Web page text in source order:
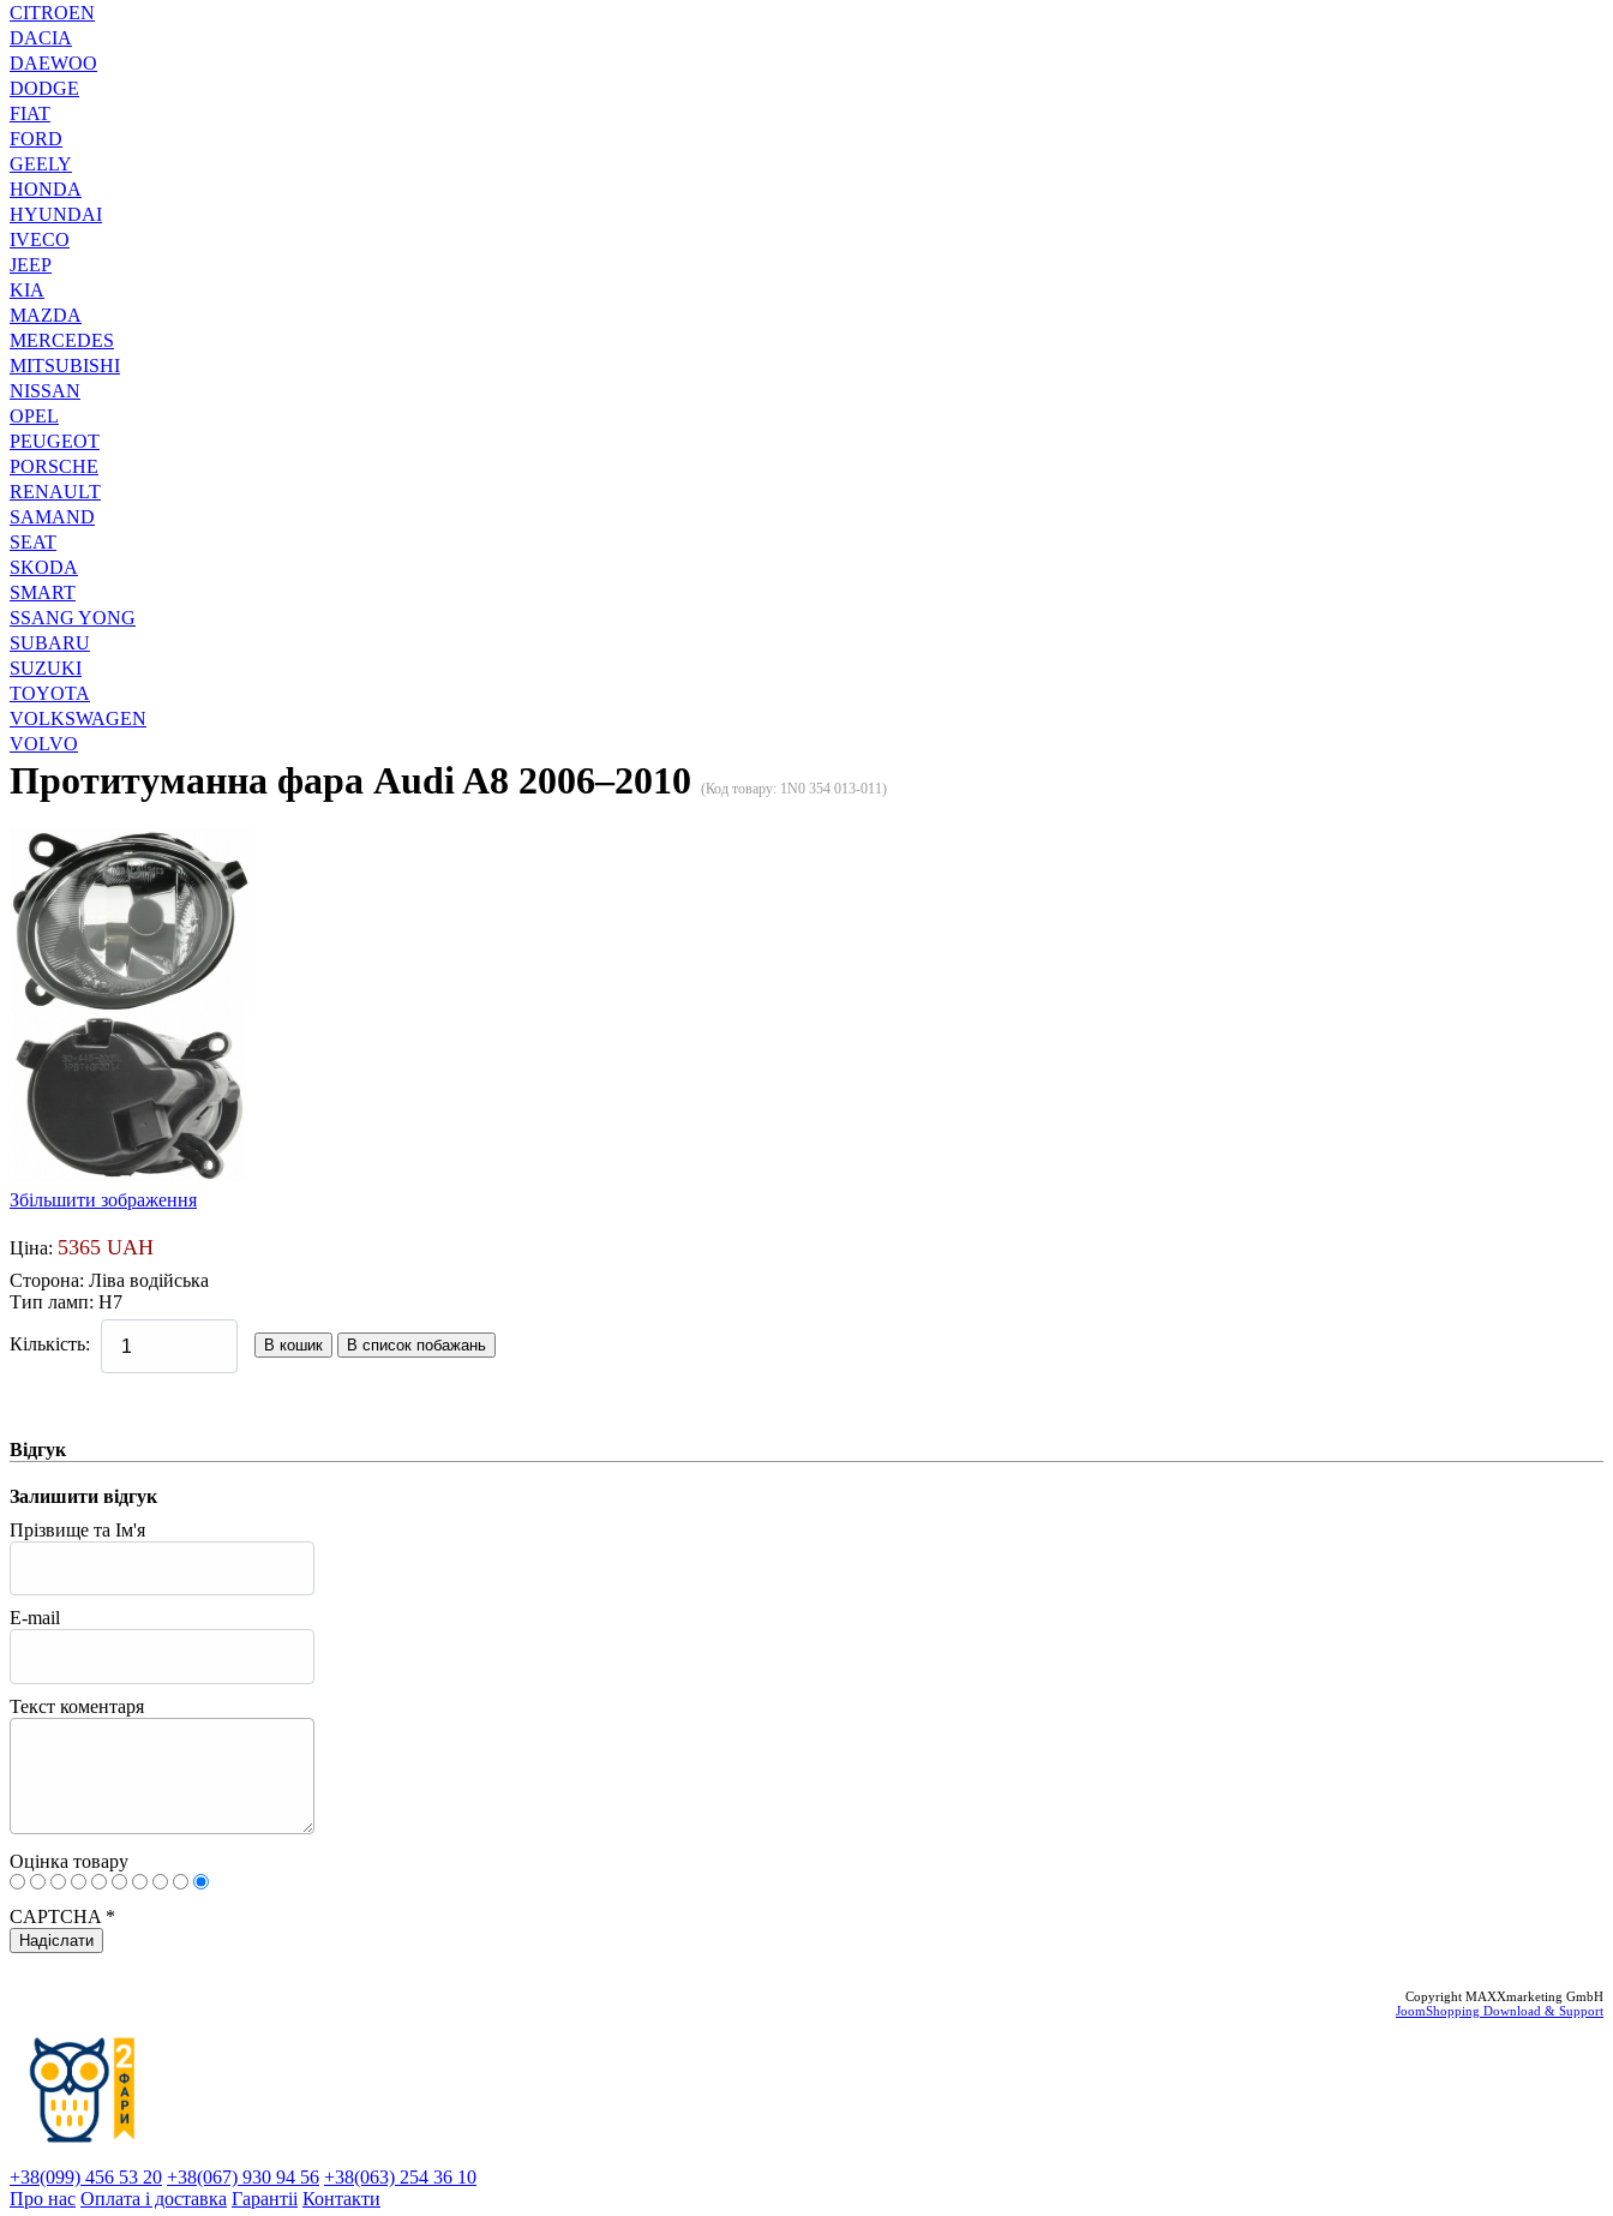
CITROEN
DACIA
DAEWOO
DODGE
FIAT
FORD
GEELY
HONDA
HYUNDAI
IVECO
JEEP
KIA
MAZDA
MERCEDES
MITSUBISHI
NISSAN
OPEL
PEUGEOT
PORSCHE
RENAULT
SAMAND
SEAT
SKODA
SMART
SSANG YONG
SUBARU
SUZUKI
TOYOTA
VOLKSWAGEN
VOLVO
Протитуманна фара Audi A8 2006–2010 (Код товару: 1N0 354 013-011)
Збільшити зображення
Ціна: 5365 UAH
Сторона: Ліва водійська
Тип ламп: H7
Кількість:
Відгук
Залишити відгук
Прізвище та Ім'я
E-mail
Текст коментаря
Оцінка товару
CAPTCHA *
Copyright MAXXmarketing GmbH
JoomShopping Download & Support
+38(099) 456 53 20 +38(067) 930 94 56 +38(063) 254 36 10
Про нас Оплата і доставка Гарантіi Контакти